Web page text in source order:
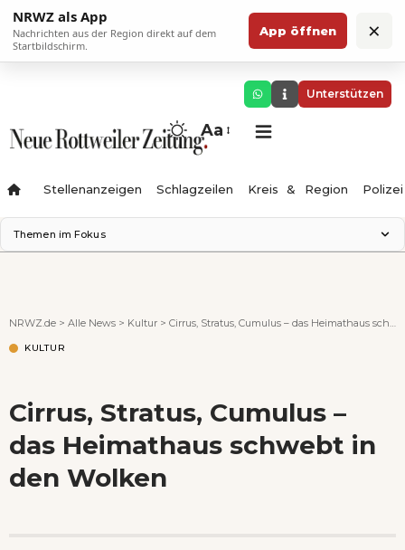
NRWZ als App
Nachrichten aus der Region direkt auf dem
Startbildschirm.
App öffnen ×
Unterstützen
Aa
Stellenanzeigen Schlagzeilen Kreis & Region Polizei
Themen im Fokus
Ferienzauber '26
Testturm
Wenn Orte erzählen ...
NRWZ.de > Alle News > Kultur > Cirrus, Stratus, Cumulus – das Heimathaus schwebt in den Wolken
KULTUR
Cirrus, Stratus, Cumulus –
das Heimathaus schwebt in
den Wolken